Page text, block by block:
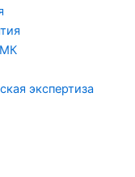
экспертиза